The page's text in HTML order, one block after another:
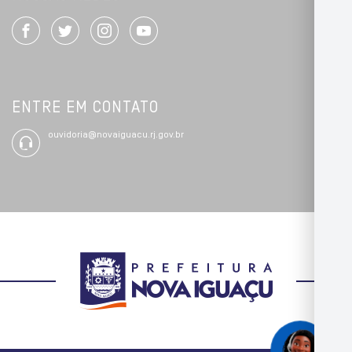
ENTRE EM CONTATO
ouvidoria@novaiguacu.rj.gov.br